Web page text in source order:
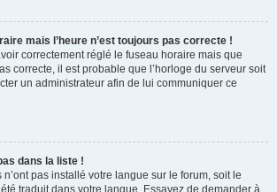
mais l’heure n’est toujours pas correcte !
correctement réglé le fuseau horaire mais que
correcte, il est probable que l’horloge du serveur soit
un administrateur afin de lui communiquer ce
dans la liste !
pas installé votre langue sur le forum, soit le